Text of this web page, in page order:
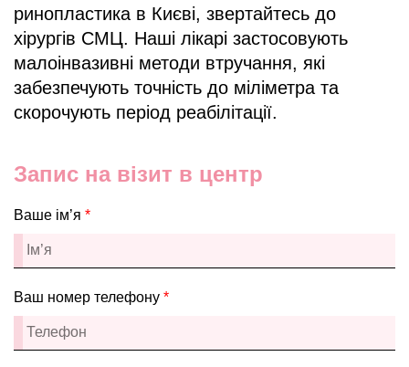
ринопластика в Києві, звертайтесь до
хірургів СМЦ. Наші лікарі застосовують
малоінвазивні методи втручання, які
забезпечують точність до міліметра та
скорочують період реабілітації.
Запис на візит в центр
Ваше ім’я *
Ваш номер телефону *